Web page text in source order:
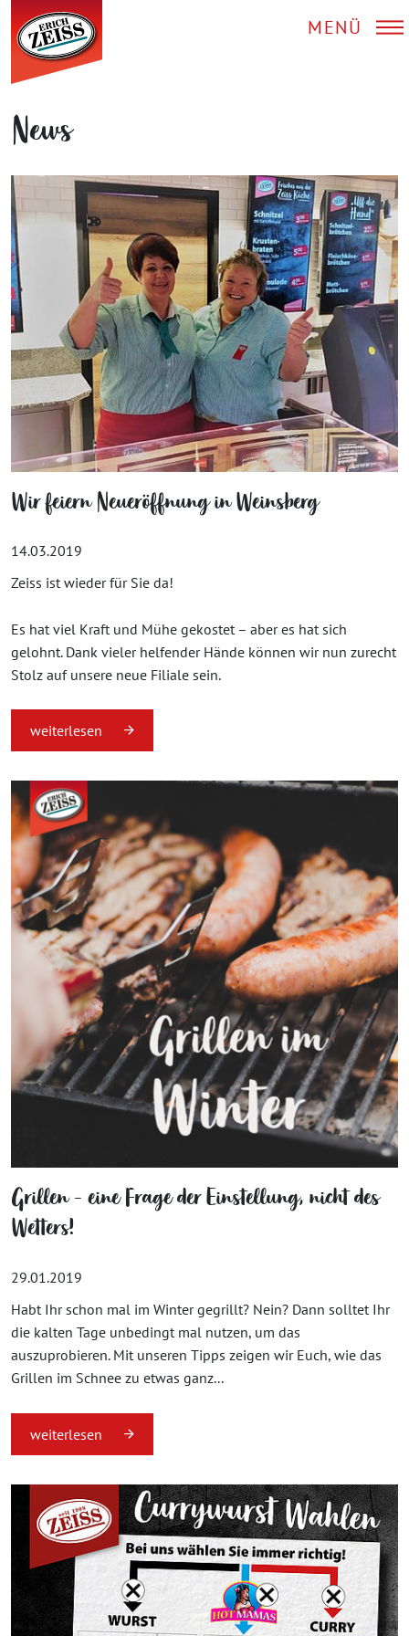
MENÜ
News
Wir feiern Neueröffnung in Weinsberg
14.03.2019
Zeiss ist wieder für Sie da!
Es hat viel Kraft und Mühe gekostet – aber es hat sich
gelohnt. Dank vieler helfender Hände können wir nun zurecht
Stolz auf unsere neue Filiale sein.
weiterlesen
Grillen - eine Frage der Einstellung, nicht des
Wetters!
29.01.2019
Habt Ihr schon mal im Winter gegrillt? Nein? Dann solltet Ihr
die kalten Tage unbedingt mal nutzen, um das
auszuprobieren. Mit unseren Tipps zeigen wir Euch, wie das
Grillen im Schnee zu etwas ganz...
weiterlesen